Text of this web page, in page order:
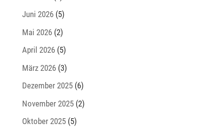
Juni 2026(5)
Mai 2026(2)
April 2026(5)
März 2026(3)
Dezember 2025(6)
November 2025(2)
Oktober 2025(5)